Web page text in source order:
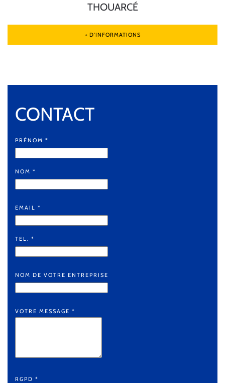
THOUARCÉ
+ D'INFORMATIONS
CONTACT
PRÉNOM *
NOM *
EMAIL *
TEL. *
NOM DE VOTRE ENTREPRISE
VOTRE MESSAGE *
RGPD *